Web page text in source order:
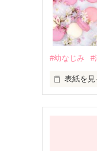
#幼なじみ #
表紙を見
しかし